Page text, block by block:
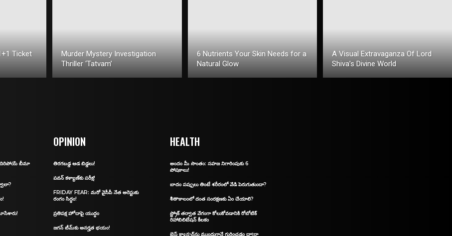
Ticket
Murder Mystery Investigation
Thriller ‘Tatvam’
6 Nutrients Your Skin Needs for a
Natural Glow
A Visual Extravaganza Of Lord
Shiva’s Divine World
అదిరిపోయే బీమా
OPINION
తిరగబడ్డ ఆడ బిడ్డలు!
ప‌వ‌న్ క‌ళ్యాణ్‌కు ప‌రీక్ష‌!
FRIDAY FEAR: మ‌రో వైసీపీ నేత అరెస్టుకు
రంగం సిద్ధం!
ప్రతిపక్ష హోదాపై యుద్ధం
జగన్‌ టీమ్‌కు అనర్హత భయం!
HEALTH
అందం మీ సొంతం: స‌హ‌జ నిగారింపుకు 6
పోష‌కాలు!
బాదం పప్పులు తింటే శరీరంలో వేడి పెరుగుతుందా?
శీతాకాలంలో దంత సంరక్షణకు ఏం చేయాలి?
స్ట్రోక్ తర్వాత వేగంగా కోలుకోవడానికి రోబోటిక్
రిహాబిలిటేషన్ కీలకం
బ్రెస్ట్ క్యాన్సర్‌ను ముందుగానే గుర్తించడం ద్వారా